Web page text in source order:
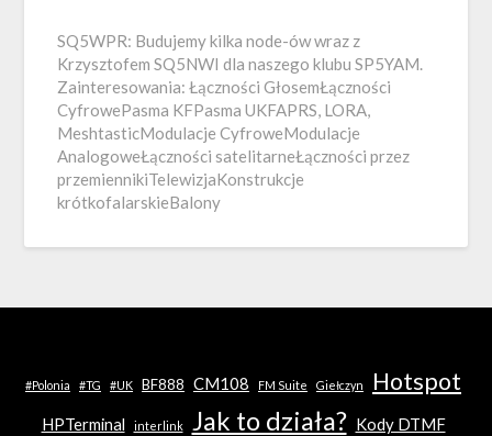
SQ5WPR: Budujemy kilka node-ów wraz z
Krzysztofem SQ5NWI dla naszego klubu SP5YAM.
Zainteresowania: Łączności GłosemŁączności
CyfrowePasma KFPasma UKFAPRS, LORA,
MeshtasticModulacje CyfroweModulacje
AnalogoweŁączności satelitarneŁączności przez
przemiennikiTelewizjaKonstrukcje
krótkofalarskieBalony
#Polonia #TG #UK BF888 CM108 FM Suite Giełczyn Hotspot
HPTerminal interlink Jak to działa? Kody DTMF